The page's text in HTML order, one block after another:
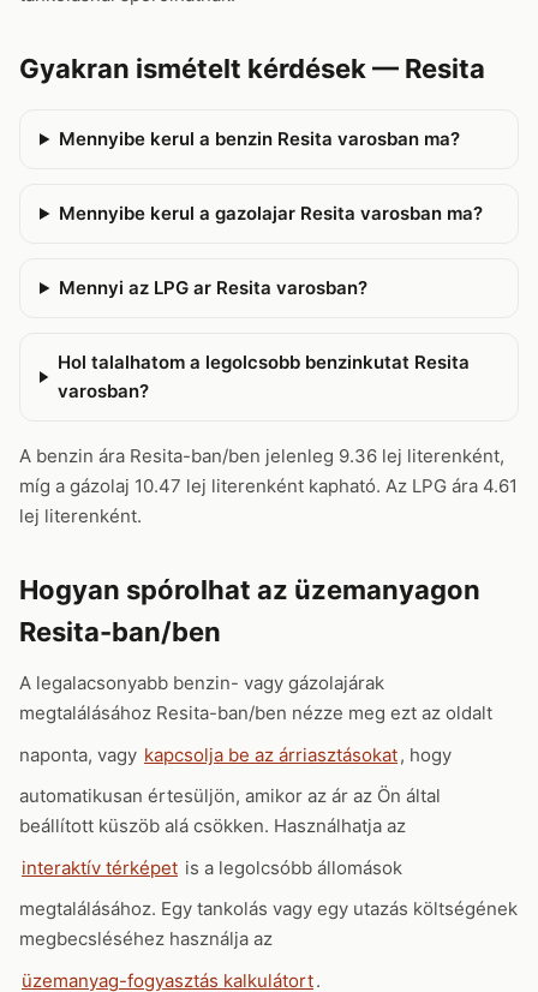
Gyakran ismételt kérdések — Resita
Mennyibe kerul a benzin Resita varosban ma?
Mennyibe kerul a gazolajar Resita varosban ma?
Mennyi az LPG ar Resita varosban?
Hol talalhatom a legolcsobb benzinkutat Resita
varosban?
A benzin ára Resita-ban/ben jelenleg 9.36 lej literenként,
míg a gázolaj 10.47 lej literenként kapható. Az LPG ára 4.61
lej literenként.
Hogyan spórolhat az üzemanyagon
Resita-ban/ben
A legalacsonyabb benzin- vagy gázolajárak
megtalálásához Resita-ban/ben nézze meg ezt az oldalt
naponta, vagy kapcsolja be az árriasztásokat, hogy
automatikusan értesüljön, amikor az ár az Ön által
beállított küszöb alá csökken. Használhatja az
interaktív térképet is a legolcsóbb állomások
megtalálásához. Egy tankolás vagy egy utazás költségének
megbecsléséhez használja az
üzemanyag-fogyasztás kalkulátort.